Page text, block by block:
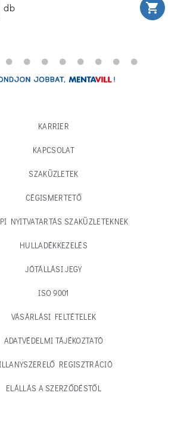
db shopping_cart
KARRIER
KAPCSOLAT
SZAKÜZLETEK
CÉGISMERTETŐ
NYITVATARTÁS SZAKÜZLETEKNEK
HULLADÉKKEZELÉS
JÓTÁLLÁSI JEGY
ISO 9001
VÁSÁRLÁSI FELTÉTELEK
ADATVÉDELMI TÁJÉKOZTATÓ
REGISZTRÁCIÓ
ELÁLLÁS A SZERZŐDÉSTŐL